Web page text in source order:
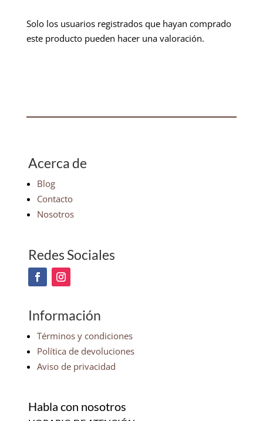
Solo los usuarios registrados que hayan comprado
este producto pueden hacer una valoración.
Acerca de
Blog
Contacto
Nosotros
Redes Sociales
Información
Términos y condiciones
Política de devoluciones
Aviso de privacidad
Habla con nosotros